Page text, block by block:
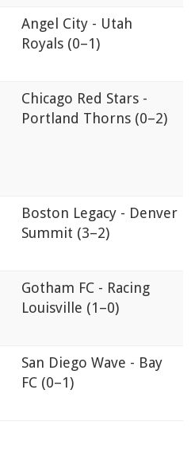
Angel City - Utah
Royals (0–1)
Chicago Red Stars -
Portland Thorns (0–2)
Boston Legacy - Denver
Summit (3–2)
Gotham FC - Racing
Louisville (1–0)
San Diego Wave - Bay
FC (0–1)